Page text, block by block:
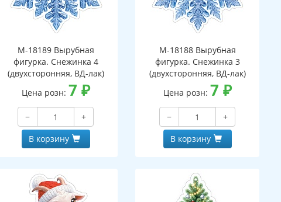
М-18189 Вырубная
фигурка. Снежинка 4
(двухсторонняя, ВД-лак)
Цена розн: 7 ₽
−
+
В корзину
М-18188 Вырубная
фигурка. Снежинка 3
(двухсторонняя, ВД-лак)
Цена розн: 7 ₽
−
+
В корзину